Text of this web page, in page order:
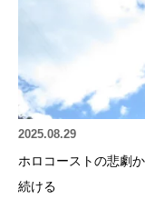
2025.08.29
ホロコーストの悲劇
続ける